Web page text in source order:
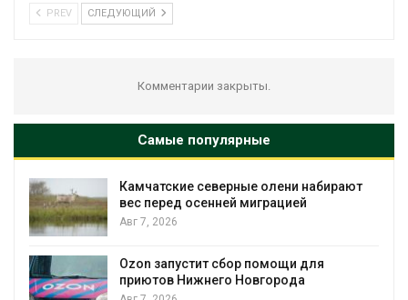
PREV СЛЕДУЮЩИЙ
Комментарии закрыты.
Самые популярные
олени набирают
миграцией
помощи для
Новгорода
Тайфун, засуха и
несколько
Авг 7, 2026
Солнечные панели